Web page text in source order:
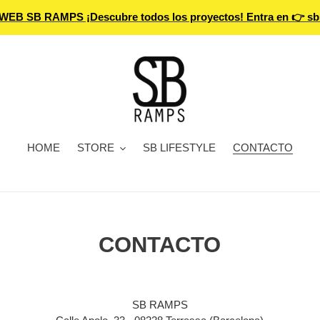
SB RAMPS ¡Descubre todos los proyectos! Entra en 👉
HOME STORE SB LIFESTYLE CONTACTO
CONTACTO
SB RAMPS